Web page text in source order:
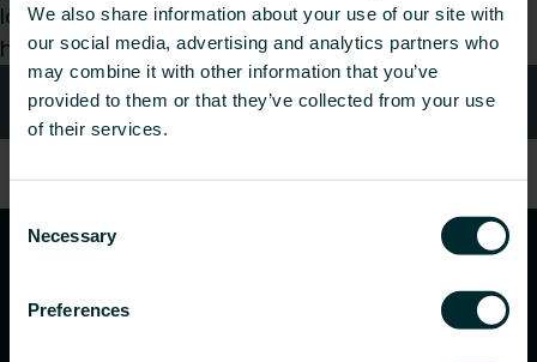
We also share information about your use of our site with
our social media, advertising and analytics partners who
may combine it with other information that you’ve
provided to them or that they’ve collected from your use
of their services.
Consent
Selection
Necessary
Preferences
lõppkasutaja, valige kategooria ja me vastame
hea meelega teie päringule.
Kontaktid